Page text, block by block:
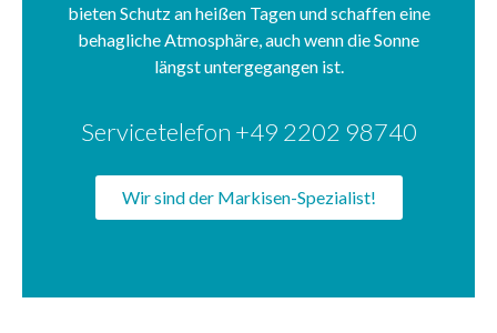
bieten Schutz an heißen Tagen und schaffen eine
behagliche Atmosphäre, auch wenn die Sonne
längst untergegangen ist.
Servicetelefon +49 2202 98740
Wir sind der Markisen-Spezialist!